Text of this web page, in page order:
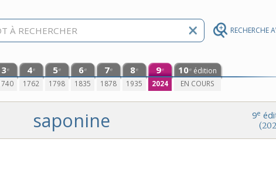
RECHERCHE
3e 4e
1762
5e
1798
6e
1835
7e
1878
8e
1935
9e
2024
10e édition
EN COURS
9e
saponine